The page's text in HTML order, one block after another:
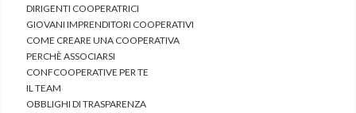
DIRIGENTI COOPERATRICI
GIOVANI IMPRENDITORI COOPERATIVI
COME CREARE UNA COOPERATIVA
PERCHÈ ASSOCIARSI
CONFCOOPERATIVE PER TE
IL TEAM
OBBLIGHI DI TRASPARENZA